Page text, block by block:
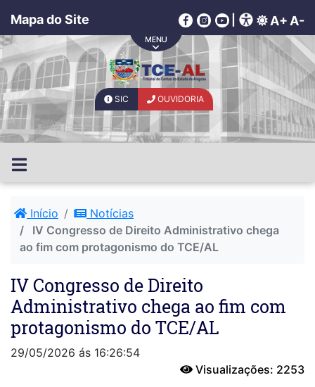
Mapa do Site A+ A-
SIC OUVIDORIA
Início
Notícias
IV Congresso de Direito Administrativo chega
ao fim com protagonismo do TCE/AL
IV Congresso de Direito
Administrativo chega ao fim com
protagonismo do TCE/AL
29/05/2026 ás 16:26:54
Visualizações: 2253